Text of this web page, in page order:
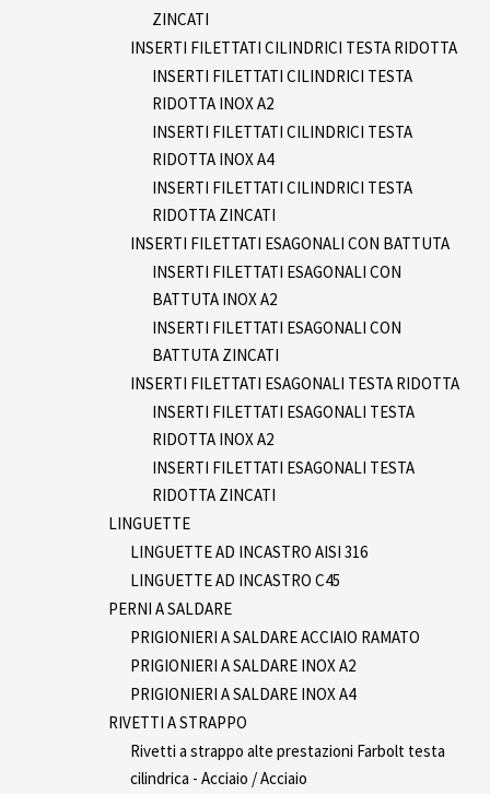
ZINCATI
INSERTI FILETTATI CILINDRICI TESTA RIDOTTA
INSERTI FILETTATI CILINDRICI TESTA
RIDOTTA INOX A2
INSERTI FILETTATI CILINDRICI TESTA
RIDOTTA INOX A4
INSERTI FILETTATI CILINDRICI TESTA
RIDOTTA ZINCATI
INSERTI FILETTATI ESAGONALI CON BATTUTA
INSERTI FILETTATI ESAGONALI CON
BATTUTA INOX A2
INSERTI FILETTATI ESAGONALI CON
BATTUTA ZINCATI
INSERTI FILETTATI ESAGONALI TESTA RIDOTTA
INSERTI FILETTATI ESAGONALI TESTA
RIDOTTA INOX A2
INSERTI FILETTATI ESAGONALI TESTA
RIDOTTA ZINCATI
LINGUETTE
LINGUETTE AD INCASTRO AISI 316
LINGUETTE AD INCASTRO C45
PERNI A SALDARE
PRIGIONIERI A SALDARE ACCIAIO RAMATO
PRIGIONIERI A SALDARE INOX A2
PRIGIONIERI A SALDARE INOX A4
RIVETTI A STRAPPO
Rivetti a strappo alte prestazioni Farbolt testa
cilindrica - Acciaio / Acciaio